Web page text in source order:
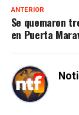
ANTERIOR
Se quemaron
en Puerta